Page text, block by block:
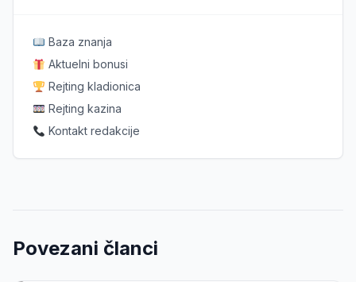
Baza znanja
Aktuelni bonusi
Rejting kladionica
Rejting kazina
Kontakt redakcije
Povezani članci